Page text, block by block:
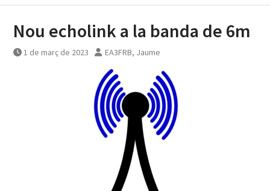
Nou echolink a la banda de 6m
1 de març de 2023 EA3FRB, Jaume